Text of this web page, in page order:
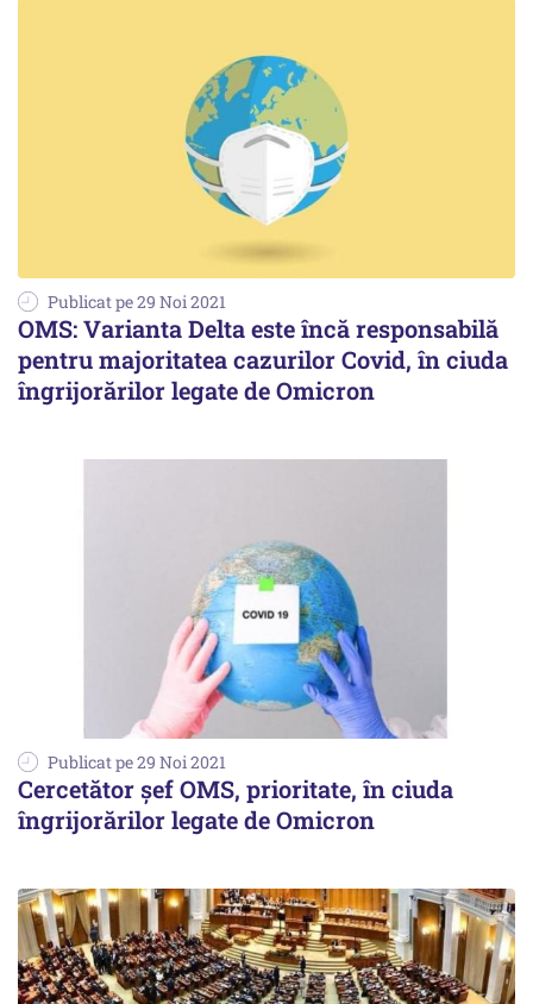
Publicat pe 29 Noi 2021
OMS: Varianta Delta este încă responsabilă
pentru majoritatea cazurilor Covid, în ciuda
îngrijorărilor legate de Omicron
Publicat pe 29 Noi 2021
Cercetător șef OMS, prioritate, în ciuda
îngrijorărilor legate de Omicron